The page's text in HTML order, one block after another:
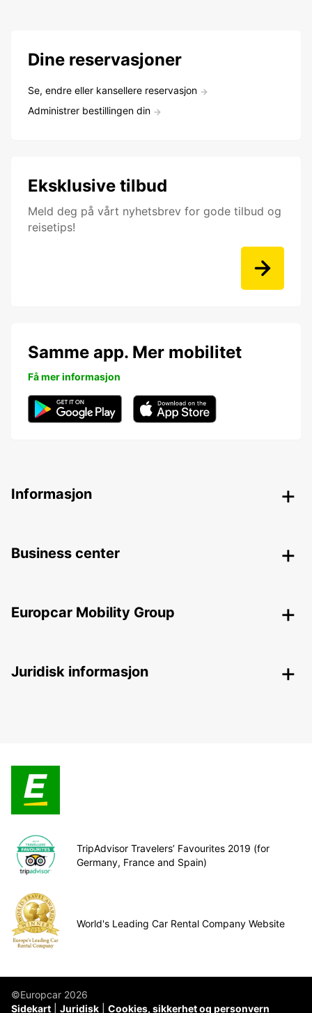
Dine reservasjoner
Se, endre eller kansellere reservasjon
Administrer bestillingen din
Eksklusive tilbud
Meld deg på vårt nyhetsbrev for gode tilbud og
reisetips!
Samme app. Mer mobilitet
Få mer informasjon
Informasjon
Business center
Europcar Mobility Group
Juridisk informasjon
TripAdvisor Travelers’ Favourites 2019 (for
Germany, France and Spain)
World's Leading Car Rental Company Website
©Europcar 2026
Sidekart
Juridisk Cookies, sikkerhet og personvern